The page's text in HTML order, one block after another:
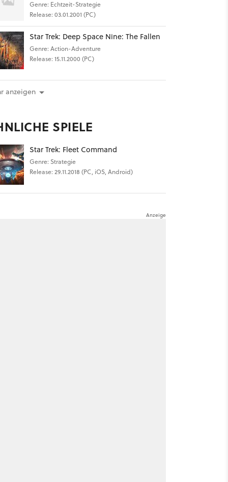
Genre: Echtzeit-Strategie
Release: 03.01.2001 (PC)
Star Trek: Deep Space Nine: The Fallen
Genre: Action-Adventure
Release: 15.11.2000 (PC)
anzeigen
SPIELE
Star Trek: Fleet Command
Genre: Strategie
Release: 29.11.2018 (PC, iOS, Android)